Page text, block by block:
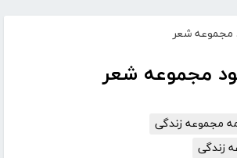
مجموعه شعر
مجموعه شعر
مجموعه زندگی
زندگی